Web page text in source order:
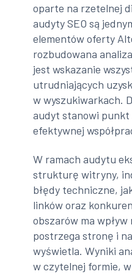
oparte na rzetelnej
audyty SEO są
elementów oferty
rozbudowana
jest wskazanie
utrudniających
w wyszukiwarkach.
audyt stanowi punkt
efektywnej
W ramach audytu
strukturę witryny,
błędy techniczne,
linków oraz
obszarów ma wpływ
postrzega stronę i
wyświetla. Wyniki
w czytelnej formie,